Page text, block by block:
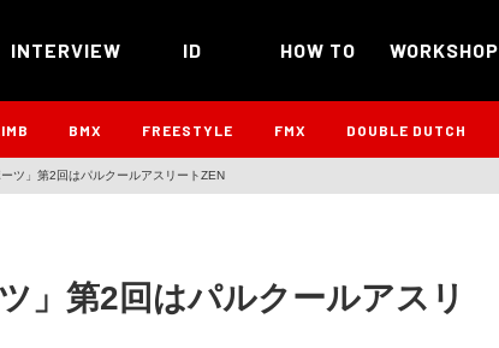
INTERVIEW ID HOW TO WORKSHOP
BMX FREESTYLE FMX DOUBLE DUTCH
ツ」第2回はパルクールアスリートZEN
」第2回はパルクールアスリ